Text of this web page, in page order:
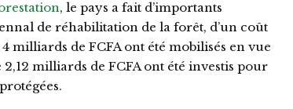
, le pays a fait d’importants
de réhabilitation de la forêt, d’un coût
milliards de FCFA ont été mobilisés en vue
milliards de FCFA ont été investis pour